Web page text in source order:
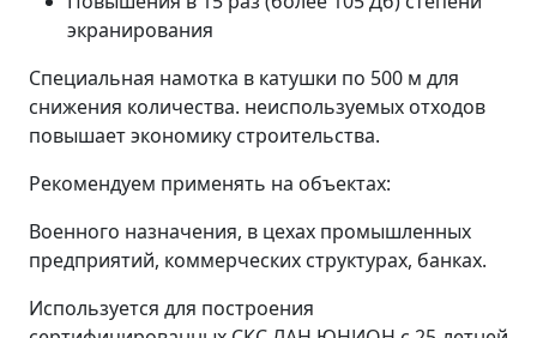
экранирования
Специальная намотка в катушки по 500 м для
снижения количества. неиспользуемых отходов
повышает экономику строительства.
Рекомендуем применять на объектах:
Военного назначения, в цехах промышленных
предприятий, коммерческих структурах, банках.
Используется для построения